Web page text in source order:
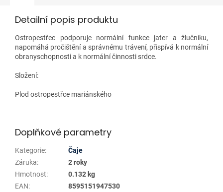
Detailní popis produktu
Ostropestřec podporuje normální funkce jater a žlučníku,
napomáhá pročištění a správnému trávení, přispívá k normální
obranyschopnosti a k normální činnosti srdce.
Složení:
Plod ostropestřce mariánského
Doplňkové parametry
Kategorie:
Čaje
Záruka:
2 roky
Hmotnost:
0.132 kg
EAN:
8595151947530